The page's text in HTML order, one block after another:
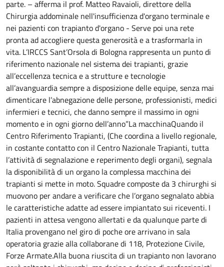
parte. – afferma il prof. Matteo Ravaioli, direttore della
Chirurgia addominale nell'insufficienza d'organo terminale e
nei pazienti con trapianto d'organo - Serve poi una rete
pronta ad accogliere questa generosità e a trasformarla in
vita. L’IRCCS Sant’Orsola di Bologna rappresenta un punto di
riferimento nazionale nel sistema dei trapianti, grazie
all’eccellenza tecnica e a strutture e tecnologie
all’avanguardia sempre a disposizione delle equipe, senza mai
dimenticare l’abnegazione delle persone, professionisti, medici
infermieri e tecnici, che danno sempre il massimo in ogni
momento e in ogni giorno dell’anno”La macchinaQuando il
Centro Riferimento Trapianti, (Che coordina a livello regionale,
in costante contatto con il Centro Nazionale Trapianti, tutta
l’attività di segnalazione e reperimento degli organi), segnala
la disponibilità di un organo la complessa macchina dei
trapianti si mette in moto. Squadre composte da 3 chirurghi si
muovono per andare a verificare che l’organo segnalato abbia
le caratteristiche adatte ad essere impiantato sui riceventi. I
pazienti in attesa vengono allertati e da qualunque parte di
Italia provengano nel giro di poche ore arrivano in sala
operatoria grazie alla collaborane di 118, Protezione Civile,
Forze Armate.Alla buona riuscita di un trapianto non lavorano